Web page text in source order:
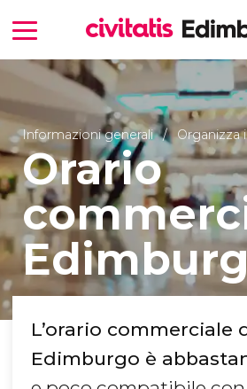
Informazioni generali Organizza
Orario
L’orario commerciale
Edimburgo è